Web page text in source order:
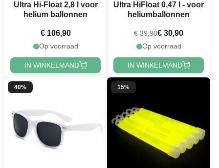
Ultra Hi-Float 2,8 l voor
helium ballonnen
€ 106,90
Op voorraad
IN WINKELMAND
Ultra HiFloat 0,47 l - voor
heliumballonnen
€ 39,90€ 30,90
Op voorraad
IN WINKELMAND
40% 15%